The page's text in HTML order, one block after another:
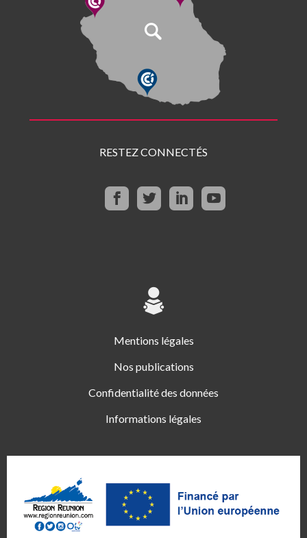
RESTEZ CONNECTÉS
Mentions légales
Nos publications
Confidentialité des données
Informations légales